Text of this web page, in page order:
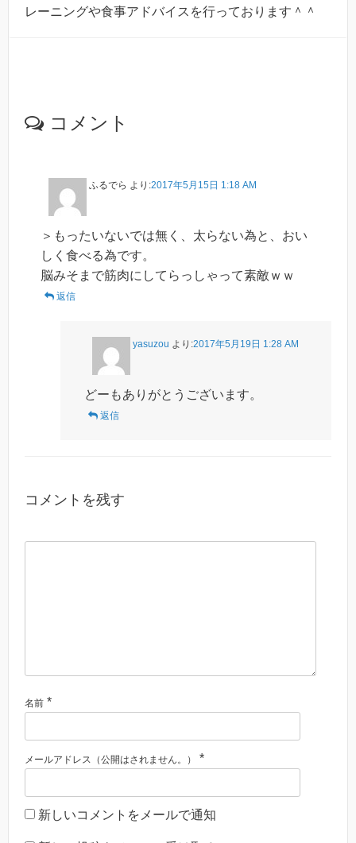
レーニングや食事アドバイスを行っております＾＾
コメント
ふるでら より:2017年5月15日 1:18 AM
＞もったいないでは無く、太らない為と、おい
しく食べる為です。
脳みそまで筋肉にしてらっしゃって素敵ｗｗ
返信
yasuzou より:2017年5月19日 1:28 AM
どーもありがとうございます。
返信
コメントを残す
名前 *
メールアドレス（公開はされません。） *
新しいコメントをメールで通知